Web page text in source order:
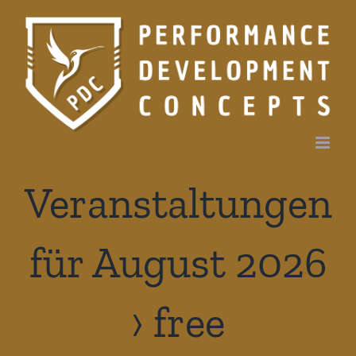
Inhalt
Veranstaltungen
für August 2026
› free